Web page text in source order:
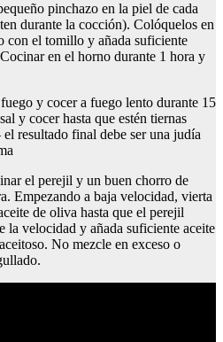
pinchazo en la piel de cada
durante la cocción). Colóquelos en
con el tomillo y añada suficiente
en el horno durante 1 hora y
y cocer a fuego lento durante 15
y cocer hasta que estén tiernas
resultado final debe ser una judía
el perejil y un buen chorro de
Empezando a baja velocidad, vierta
de oliva hasta que el perejil
la velocidad y añada suficiente aceite
No mezcle en exceso o